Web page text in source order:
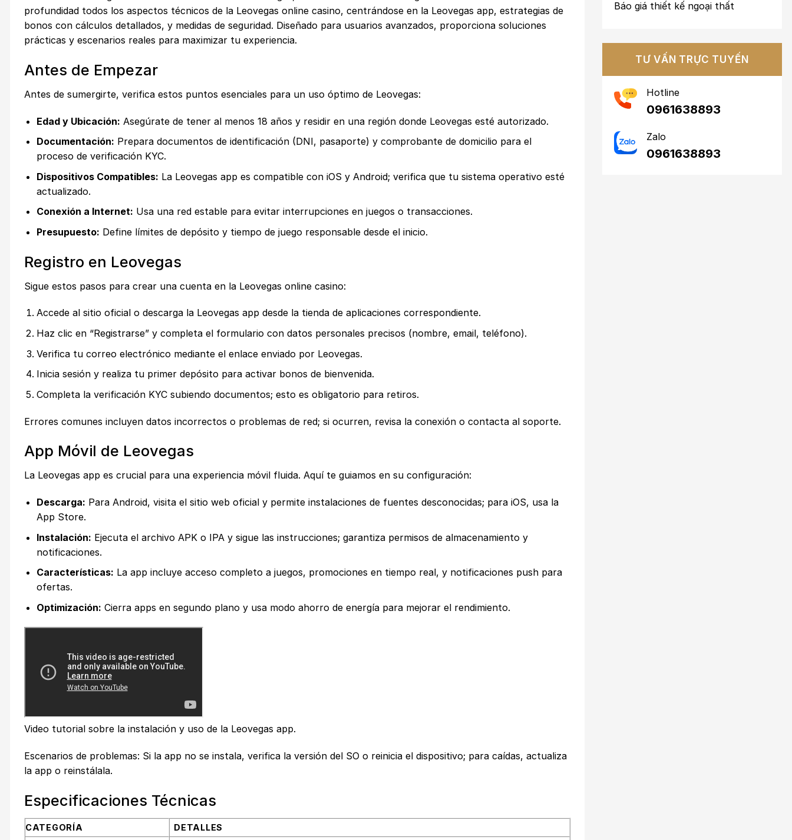
profundidad todos los aspectos técnicos de la Leovegas online casino, centrándose en la Leovegas app, estrategias de
bonos con cálculos detallados, y medidas de seguridad. Diseñado para usuarios avanzados, proporciona soluciones
prácticas y escenarios reales para maximizar tu experiencia.
Antes de Empezar
Antes de sumergirte, verifica estos puntos esenciales para un uso óptimo de Leovegas:
Edad y Ubicación: Asegúrate de tener al menos 18 años y residir en una región donde Leovegas esté autorizado.
Documentación: Prepara documentos de identificación (DNI, pasaporte) y comprobante de domicilio para el
proceso de verificación KYC.
Dispositivos Compatibles: La Leovegas app es compatible con iOS y Android; verifica que tu sistema operativo esté
actualizado.
Conexión a Internet: Usa una red estable para evitar interrupciones en juegos o transacciones.
Presupuesto: Define límites de depósito y tiempo de juego responsable desde el inicio.
Registro en Leovegas
Sigue estos pasos para crear una cuenta en la Leovegas online casino:
Accede al sitio oficial o descarga la Leovegas app desde la tienda de aplicaciones correspondiente.
Haz clic en “Registrarse” y completa el formulario con datos personales precisos (nombre, email, teléfono).
Verifica tu correo electrónico mediante el enlace enviado por Leovegas.
Inicia sesión y realiza tu primer depósito para activar bonos de bienvenida.
Completa la verificación KYC subiendo documentos; esto es obligatorio para retiros.
Errores comunes incluyen datos incorrectos o problemas de red; si ocurren, revisa la conexión o contacta al soporte.
App Móvil de Leovegas
La Leovegas app es crucial para una experiencia móvil fluida. Aquí te guiamos en su configuración:
Descarga: Para Android, visita el sitio web oficial y permite instalaciones de fuentes desconocidas; para iOS, usa la
App Store.
Instalación: Ejecuta el archivo APK o IPA y sigue las instrucciones; garantiza permisos de almacenamiento y
notificaciones.
Características: La app incluye acceso completo a juegos, promociones en tiempo real, y notificaciones push para
ofertas.
Optimización: Cierra apps en segundo plano y usa modo ahorro de energía para mejorar el rendimiento.
Video tutorial sobre la instalación y uso de la Leovegas app.
Escenarios de problemas: Si la app no se instala, verifica la versión del SO o reinicia el dispositivo; para caídas, actualiza
la app o reinstálala.
Especificaciones Técnicas
CATEGORÍA
DETALLES
Báo giá thiết kế ngoại thất
TƯ VẤN TRỰC TUYẾN
Hotline
0961638893
Zalo
0961638893